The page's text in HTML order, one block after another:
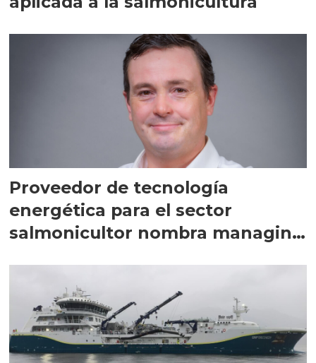
Proveedor de tecnología
energética para el sector
salmonicultor nombra managing